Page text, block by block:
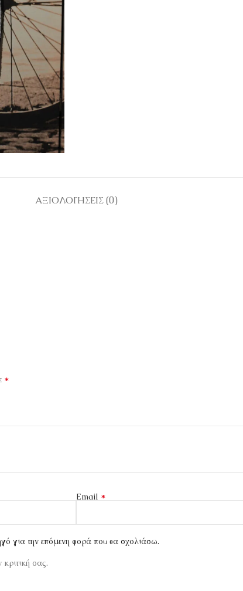
ΑΞΙΟΛΟΓΉΣΕΙΣ (0)
*
Email *
για την επόμενη φορά που θα σχολιάσω.
κριτική σας.